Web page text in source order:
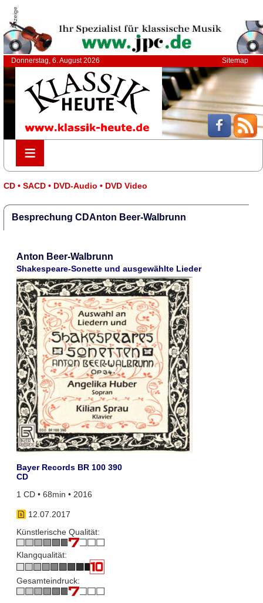
Anzeige
Donnerstag, 6. August 2026 Sitemap
≡
≡
CD • SACD • DVD-Audio • DVD Video
Besprechung CDAnton Beer-Walbrunn
Anton Beer-Walbrunn
Shakespeare-Sonette und ausgewählte Lieder
Bayer Records BR 100 390
CD
1 CD • 68min • 2016
12.07.2017
Künstlerische Qualität:
Klangqualität:
Gesamteindruck: